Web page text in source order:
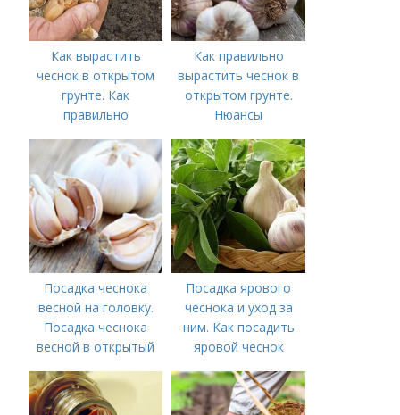
Как вырастить
чеснок в открытом
грунте. Как
правильно
открытом грунте
Как правильно
вырастить чеснок в
открытом грунте.
Нюансы
озимого чеснока
Посадка чеснока
весной на головку.
Посадка чеснока
весной в открытый
Посадка ярового
чеснока и уход за
ним. Как посадить
яровой чеснок